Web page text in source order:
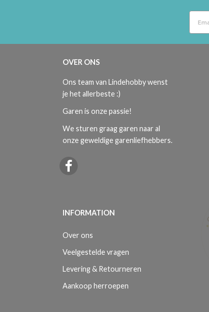
OVER ONS
Ons team van Lindehobby wenst
je het allerbeste :)
Garen is onze passie!
We sturen graag garen naar al
onze geweldige garenliefhebbers.
INFORMATION
Over ons
Veelgestelde vragen
Levering & Retourneren
Aankoop herroepen